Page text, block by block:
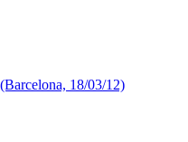
18/03/12)